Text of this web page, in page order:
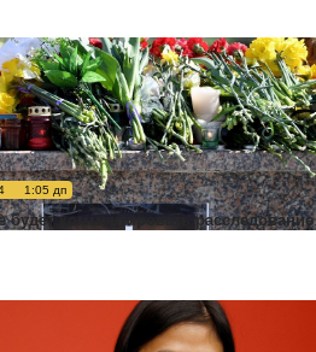
1:05 дп
будет комментировать расследование